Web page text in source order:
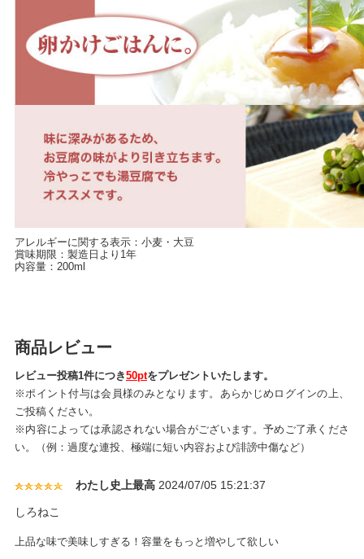
アレルギーに関する表示：小麦・大豆
賞味期限：製造日より1年
内容量：200ml
商品レビュー
レビュー投稿1件につき50ptをプレゼントいたします。
※ポイント付与は会員様のみとなります。あらかじめログインの上、
ご投稿ください。
※内容によっては承認されない場合がございます。予めご了承くださ
い。（例：過度な連投、極端に短い内容および誹謗中傷など）
わたし史上最高2024/07/05 15:21:37
しろねこ
上品な味で美味しすぎる！容量をもっと増やして欲しい